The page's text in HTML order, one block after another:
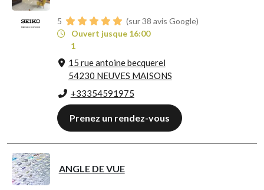
5
(sur 38 avis Google)
Ouvert jusque 16:00
1
15 rue antoine becquerel
54230 NEUVES MAISONS
+33354591975
Prenez un rendez-vous
ANGLE DE VUE